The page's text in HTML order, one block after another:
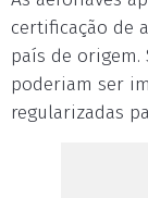
certificação de
país de origem.
poderiam ser
regularizadas